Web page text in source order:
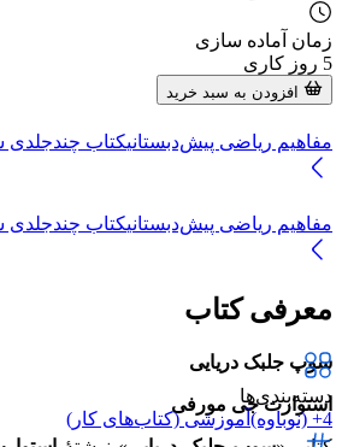
زمان آماده سازی
5 روز کاری
افزودن به سبد خرید
مفاهیم ریاضی پیش‌دبستانیکتاب چندجلدی
مفاهیم ریاضی پیش‌دبستانیکتاب چندجلدی
معرفی کتاب
سوپ جلبک دریایی
استوارت جی مورفی
دسته‌بندی‌ها
4+ (نوباوه)
آموزشی (کتاب‌های کار)